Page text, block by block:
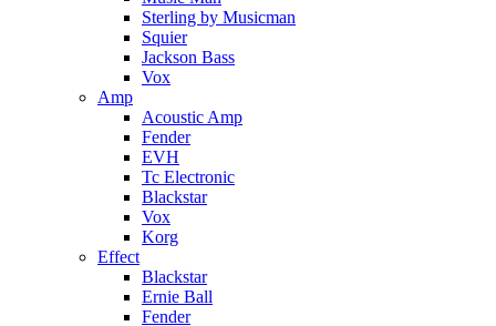
Sterling by Musicman
Squier
Jackson Bass
Vox
Amp
Acoustic Amp
Fender
EVH
Tc Electronic
Blackstar
Vox
Korg
Effect
Blackstar
Ernie Ball
Fender